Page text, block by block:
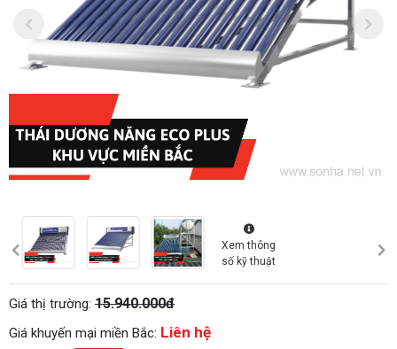
Xem thông
số kỹ thuật
Giá thị trường: 15.940.000đ
Giá khuyến mại miền Bắc: Liên hệ